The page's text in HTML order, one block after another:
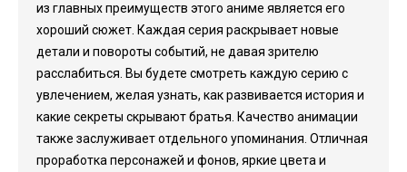
из главных преимуществ этого аниме является его
хороший сюжет. Каждая серия раскрывает новые
детали и повороты событий, не давая зрителю
расслабиться. Вы будете смотреть каждую серию с
увлечением, желая узнать, как развивается история и
какие секреты скрывают братья. Качество анимации
также заслуживает отдельного упоминания. Отличная
проработка персонажей и фонов, яркие цвета и